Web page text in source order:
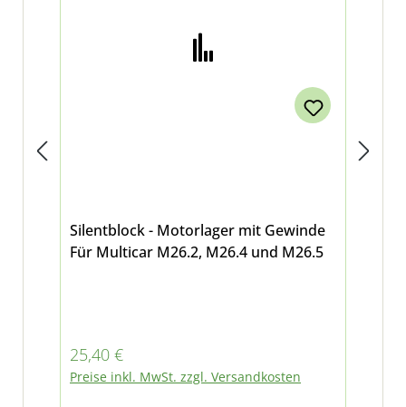
Silentblock - Motorlager mit Gewinde
Für Multicar M26.2, M26.4 und M26.5
Regulärer Preis:
25,40 €
Preise inkl. MwSt. zzgl. Versandkosten